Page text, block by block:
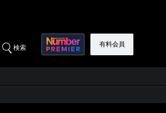
検索 有料会員